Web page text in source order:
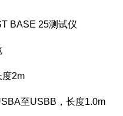
BASE 25测试仪
度2m
至USBB，长度1.0m